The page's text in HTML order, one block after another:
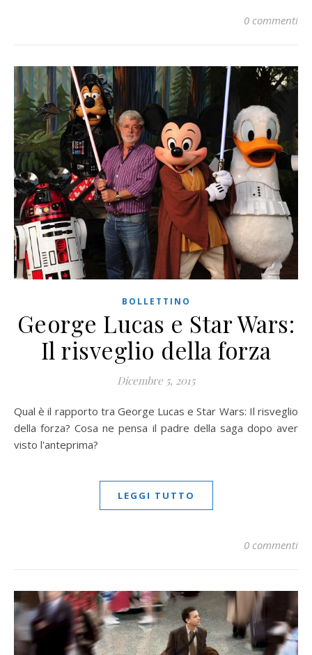
0 commenti
BOLLETTINO
George Lucas e Star Wars:
Il risveglio della forza
Dicembre 5, 2015
Qual è il rapporto tra George Lucas e Star Wars: Il risveglio
della forza? Cosa ne pensa il padre della saga dopo aver
visto l'anteprima?
LEGGI TUTTO
0 commenti